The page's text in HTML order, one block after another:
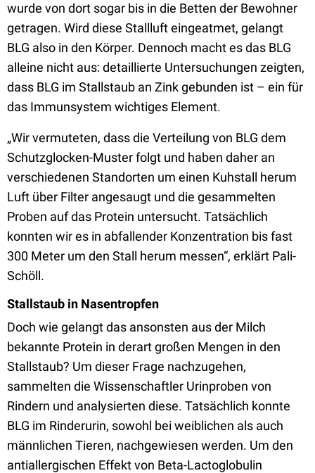
wurde von dort sogar bis in die Betten der Bewohner
getragen. Wird diese Stallluft eingeatmet, gelangt
BLG also in den Körper. Dennoch macht es das BLG
alleine nicht aus: detaillierte Untersuchungen zeigten,
dass BLG im Stallstaub an Zink gebunden ist – ein für
das Immunsystem wichtiges Element.
„Wir vermuteten, dass die Verteilung von BLG dem
Schutzglocken-Muster folgt und haben daher an
verschiedenen Standorten um einen Kuhstall herum
Luft über Filter angesaugt und die gesammelten
Proben auf das Protein untersucht. Tatsächlich
konnten wir es in abfallender Konzentration bis fast
300 Meter um den Stall herum messen“, erklärt Pali-
Schöll.
Stallstaub in Nasentropfen
Doch wie gelangt das ansonsten aus der Milch
bekannte Protein in derart großen Mengen in den
Stallstaub? Um dieser Frage nachzugehen,
sammelten die Wissenschaftler Urinproben von
Rindern und analysierten diese. Tatsächlich konnte
BLG im Rinderurin, sowohl bei weiblichen als auch
männlichen Tieren, nachgewiesen werden. Um den
antiallergischen Effekt von Beta-Lactoglobulin